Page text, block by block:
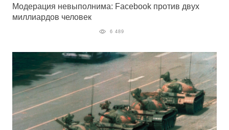
Модерация невыполнима: Facebook против двух
миллиардов человек
6 489